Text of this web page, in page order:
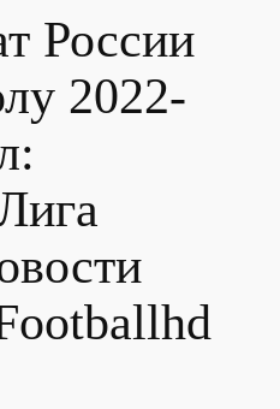
России
2022-